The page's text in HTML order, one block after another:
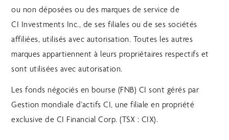
ou non déposées ou des marques de service de
CI Investments Inc., de ses filiales ou de ses sociétés
affiliées, utilisés avec autorisation. Toutes les autres
marques appartiennent à leurs propriétaires respectifs et
sont utilisées avec autorisation.
Les fonds négociés en bourse (FNB) CI sont gérés par
Gestion mondiale d’actifs CI, une filiale en propriété
exclusive de CI Financial Corp. (TSX : CIX).